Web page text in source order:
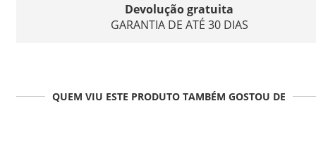
Devolução gratuita
GARANTIA DE ATÉ 30 DIAS
QUEM VIU ESTE PRODUTO TAMBÉM GOSTOU DE